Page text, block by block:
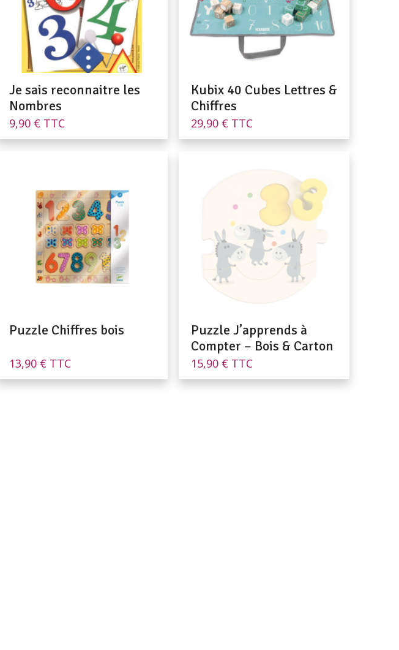
Je sais reconnaitre les
Nombres
9,90 € TTC
Kubix 40 Cubes Lettres &
Chiffres
29,90 € TTC
Puzzle Chiffres bois
13,90 € TTC
Puzzle J’apprends à
Compter – Bois & Carton
15,90 € TTC